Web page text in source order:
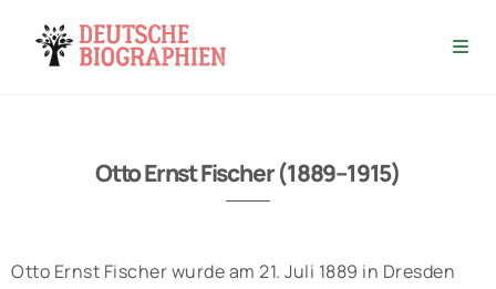
Otto Ernst Fischer (1889–1915)
Otto Ernst Fischer wurde am 21. Juli 1889 in Dresden